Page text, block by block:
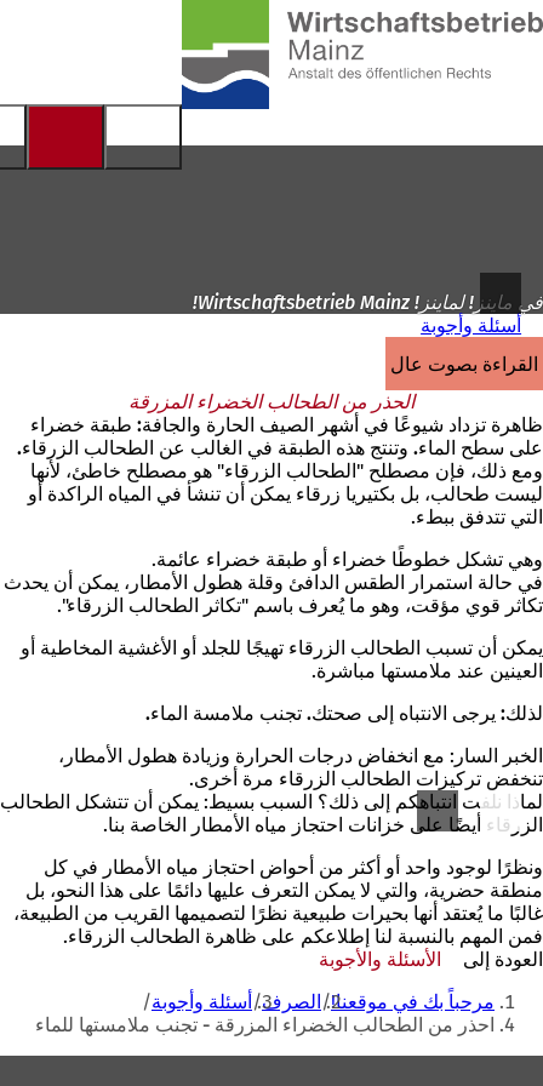
إلى
الصفحة
في ماينز! لماينز! Wirtschaftsbetrieb Mainz!
أسئلة وأجوبة
القراءة بصوت عالٍ
الحذر من الطحالب الخضراء المزرقة
ظاهرة تزداد شيوعًا في أشهر الصيف الحارة والجافة: طبقة خضراء
على سطح الماء. وتنتج هذه الطبقة في الغالب عن الطحالب الزرقاء.
ومع ذلك، فإن مصطلح "الطحالب الزرقاء" هو مصطلح خاطئ، لأنها
ليست طحالب، بل بكتيريا زرقاء يمكن أن تنشأ في المياه الراكدة أو
التي تتدفق ببطء.
وهي تشكل خطوطًا خضراء أو طبقة خضراء عائمة.
في حالة استمرار الطقس الدافئ وقلة هطول الأمطار، يمكن أن يحدث
تكاثر قوي مؤقت، وهو ما يُعرف باسم "تكاثر الطحالب الزرقاء".
يمكن أن تسبب الطحالب الزرقاء تهيجًا للجلد أو الأغشية المخاطية أو
العينين عند ملامستها مباشرة.
لذلك: يرجى الانتباه إلى صحتك. تجنب ملامسة الماء.
الخبر السار: مع انخفاض درجات الحرارة وزيادة هطول الأمطار،
تنخفض تركيزات الطحالب الزرقاء مرة أخرى.
لماذا نلفت انتباهكم إلى ذلك؟ السبب بسيط: يمكن أن تتشكل الطحالب
الزرقاء أيضًا على خزانات احتجاز مياه الأمطار الخاصة بنا.
ونظرًا لوجود واحد أو أكثر من أحواض احتجاز مياه الأمطار في كل
منطقة حضرية، والتي لا يمكن التعرف عليها دائمًا على هذا النحو، بل
غالبًا ما يُعتقد أنها بحيرات طبيعية نظرًا لتصميمها القريب من الطبيعة،
فمن المهم بالنسبة لنا إطلاعكم على ظاهرة الطحالب الزرقاء.
العودة إلى
الأسئلة والأجوبة
أنت
هنا
مرحباً بك في موقعنا! الصرف أسئلة وأجوبة
احذر من الطحالب الخضراء المزرقة - تجنب ملامستها للماء